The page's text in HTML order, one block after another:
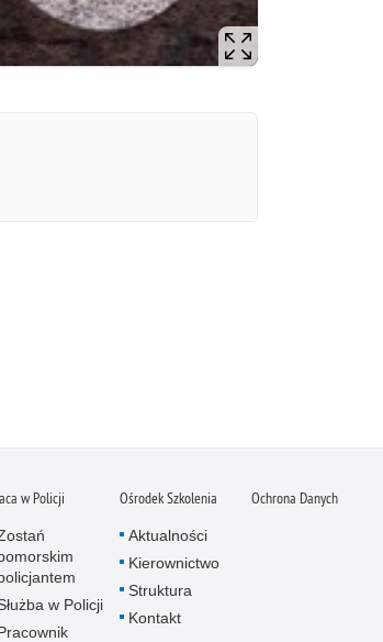
w Policji
w Policji
Ośrodek Szkolenia
Aktualności
Kierownictwo
Struktura
Kontakt
Ochrona Danych